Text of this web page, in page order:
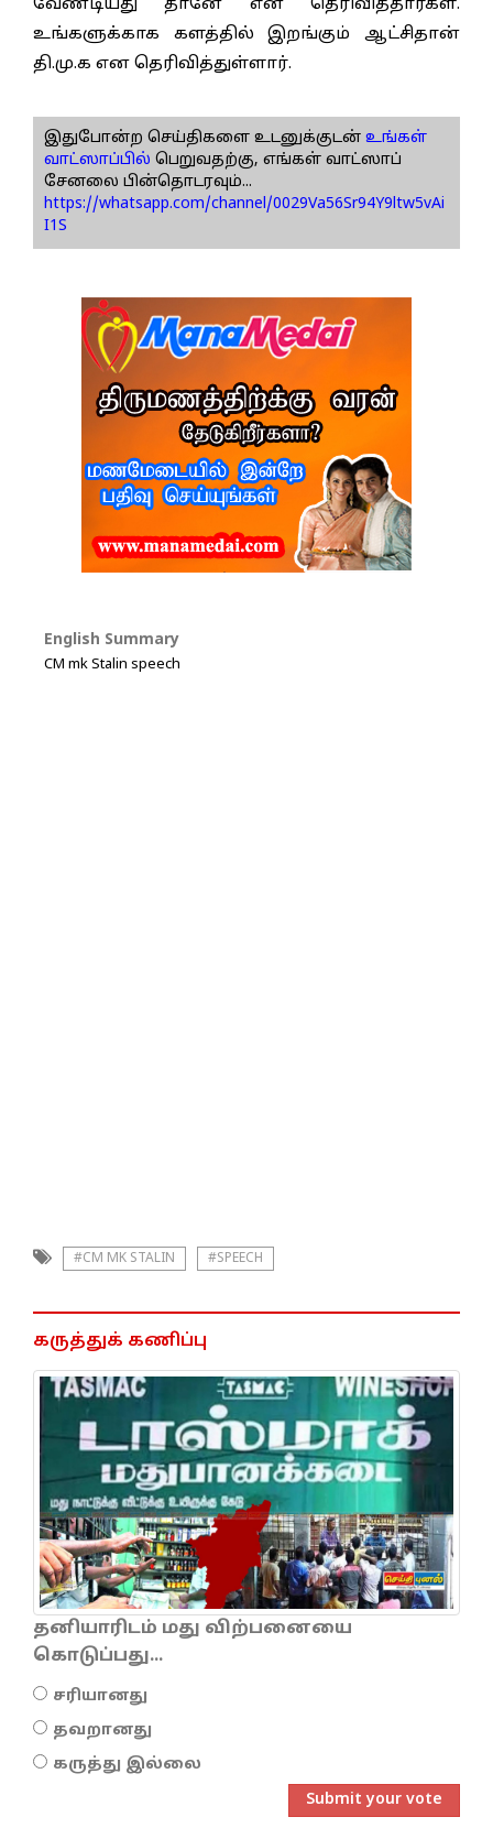
வேண்டியது தானே என தெரிவித்தார்கள்.
உங்களுக்காக களத்தில் இறங்கும் ஆட்சிதான்
தி.மு.க என தெரிவித்துள்ளார்.
இதுபோன்ற செய்திகளை உடனுக்குடன் உங்கள்
வாட்ஸாப்பில் பெறுவதற்கு, எங்கள் வாட்ஸாப்
சேனலை பின்தொடரவும்...
https://whatsapp.com/channel/0029Va56Sr94Y9ltw5vAi
I1S
English Summary
CM mk Stalin speech
#CM MK STALIN #SPEECH
கருத்துக் கணிப்பு
தனியாரிடம் மது விற்பனையை
கொடுப்பது...
சரியானது
தவறானது
கருத்து இல்லை
Submit your vote